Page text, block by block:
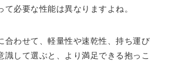
て必要な性能は異なりますよね。
合わせて、軽量性や速乾性、持ち運び
識して選ぶと、より満足できる抱っこ